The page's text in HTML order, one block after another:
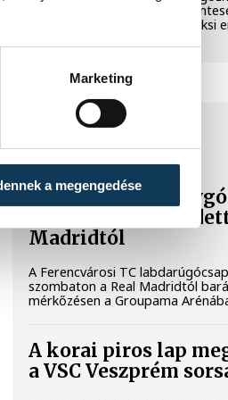
Marketing
a megengedése
még termelő turbina
közölte a miniszterelnök a
SPORT
A Ferencváros
vereséget
Madridtól
A Ferencvárosi TC
szombaton a Real Madridtól
mérkőzésen a Groupama
A korai piros lap
a VSC Veszprém